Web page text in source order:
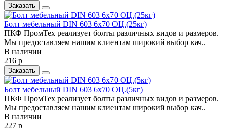
Заказать
Болт мебельный DIN 603 6х70 ОЦ.(25кг)
ПКФ ПромТех реализует болты различных видов и размеров.
Мы предоставляем нашим клиентам широкий выбор кач..
В наличии
216 р
Заказать
Болт мебельный DIN 603 6х70 ОЦ.(5кг)
ПКФ ПромТех реализует болты различных видов и размеров.
Мы предоставляем нашим клиентам широкий выбор кач..
В наличии
227 р